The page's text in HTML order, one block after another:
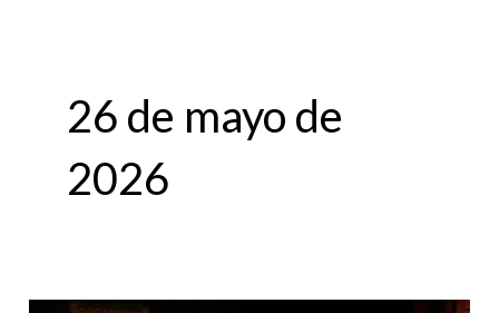
26 de mayo de
2026